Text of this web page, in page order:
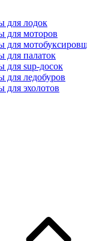
для лодок
для моторов
для
для палаток
для sup-досок
для ледобуров
для эхолотов